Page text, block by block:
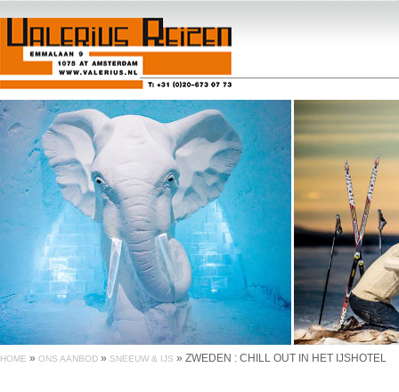
HOME » ONS AANBOD » SNEEUW & IJS » ZWEDEN : CHILL OUT IN HET IJSHOTEL